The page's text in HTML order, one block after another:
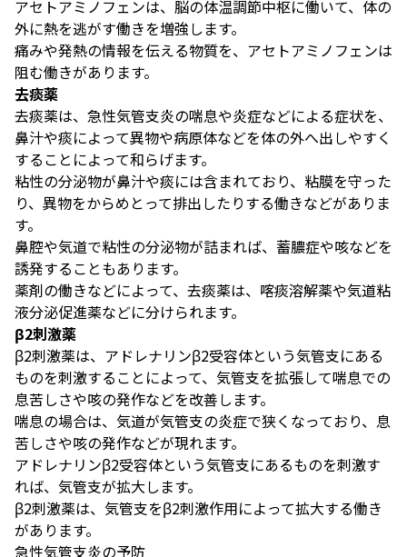
アセトアミノフェンは、脳の体温調節中枢に働いて、体の
外に熱を逃がす働きを増強します。
痛みや発熱の情報を伝える物質を、アセトアミノフェンは
阻む働きがあります。
去痰薬
去痰薬は、急性気管支炎の喘息や炎症などによる症状を、
鼻汁や痰によって異物や病原体などを体の外へ出しやすく
することによって和らげます。
粘性の分泌物が鼻汁や痰には含まれており、粘膜を守った
り、異物をからめとって排出したりする働きなどがありま
す。
鼻腔や気道で粘性の分泌物が詰まれば、蓄膿症や咳などを
誘発することもあります。
薬剤の働きなどによって、去痰薬は、喀痰溶解薬や気道粘
液分泌促進薬などに分けられます。
β2刺激薬
β2刺激薬は、アドレナリンβ2受容体という気管支にある
ものを刺激することによって、気管支を拡張して喘息での
息苦しさや咳の発作などを改善します。
喘息の場合は、気道が気管支の炎症で狭くなっており、息
苦しさや咳の発作などが現れます。
アドレナリンβ2受容体という気管支にあるものを刺激す
れば、気管支が拡大します。
β2刺激薬は、気管支をβ2刺激作用によって拡大する働き
があります。
急性気管支炎の予防